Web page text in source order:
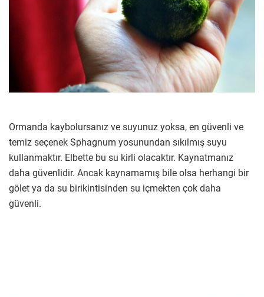
Ormanda kaybolursanız ve suyunuz yoksa, en güvenli ve
temiz seçenek Sphagnum yosunundan sıkılmış suyu
kullanmaktır. Elbette bu su kirli olacaktır. Kaynatmanız
daha güvenlidir. Ancak kaynamamış bile olsa herhangi bir
gölet ya da su birikintisinden su içmekten çok daha
güvenli.